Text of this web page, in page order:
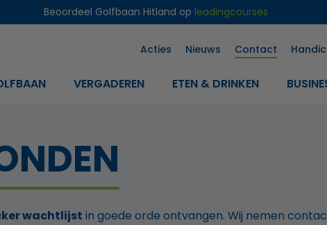
Beoordeel Golfbaan Hitland op leadingcourses
Acties Nieuws Contact
VERGADEREN ETEN & DRINKEN
wachtlijst in goede orde ontvangen. Wij nemen